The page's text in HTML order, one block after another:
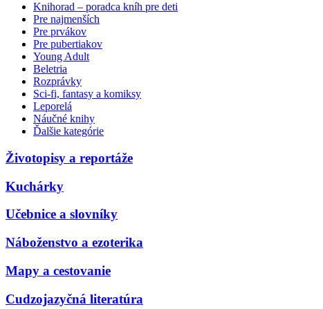
Knihorad – poradca kníh pre deti
Pre najmenších
Pre prvákov
Pre pubertiakov
Young Adult
Beletria
Rozprávky
Sci-fi, fantasy a komiksy
Leporelá
Náučné knihy
Ďalšie kategórie
Životopisy a reportáže
Kuchárky
Učebnice a slovníky
Náboženstvo a ezoterika
Mapy a cestovanie
Cudzojazyčná literatúra